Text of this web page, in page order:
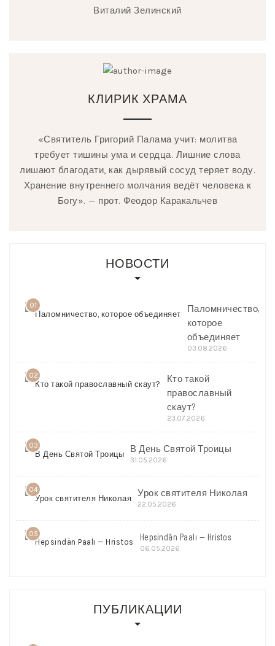
Виталий Зелинский
КЛИРИК ХРАМА
«Святитель Григорий Палама учит: молитва
требует тишины ума и сердца. Лишние слова
лишают благодати, как дырявый сосуд теряет воду.
Хранение внутреннего молчания ведёт человека к
Богу». — прот. Феодор Каракальчев
НОВОСТИ
01
Паломничество,
которое
объединяет
03.08.2026
02
Кто такой
православный
скаут?
23.07.2026
03 В День Святой Троицы
31.05.2026
04 Урок святителя Николая
22.05.2026
05 Hepsindän Paalı — Hristos
06.05.2026
ПУБЛИКАЦИИ